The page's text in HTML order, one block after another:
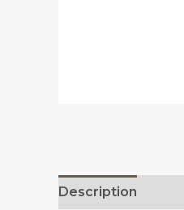
Description